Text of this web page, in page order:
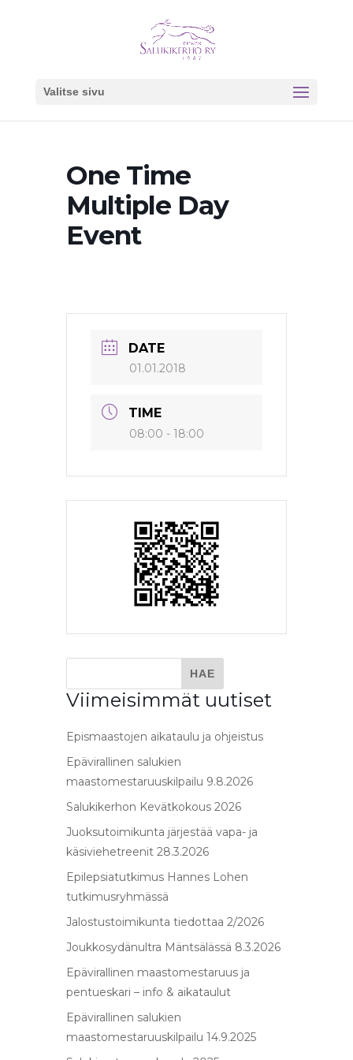
Valitse sivu
One Time
Multiple Day
Event
DATE
01.01.2018
TIME
08:00 - 18:00
Viimeisimmät uutiset
Epismaastojen aikataulu ja ohjeistus
Epävirallinen salukien
maastomestaruuskilpailu 9.8.2026
Salukikerhon Kevätkokous 2026
Juoksutoimikunta järjestää vapa- ja
käsiviehetreenit 28.3.2026
Epilepsiatutkimus Hannes Lohen
tutkimusryhmässä
Jalostustoimikunta tiedottaa 2/2026
Joukkosydänultra Mäntsälässä 8.3.2026
Epävirallinen maastomestaruus ja
pentueskari – info & aikataulut
Epävirallinen salukien
maastomestaruuskilpailu 14.9.2025